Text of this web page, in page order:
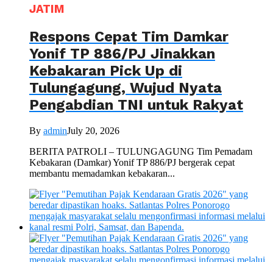
JATIM
Respons Cepat Tim Damkar
Yonif TP 886/PJ Jinakkan
Kebakaran Pick Up di
Tulungagung, Wujud Nyata
Pengabdian TNI untuk Rakyat
By adminJuly 20, 2026
BERITA PATROLI – TULUNGAGUNG Tim Pemadam
Kebakaran (Damkar) Yonif TP 886/PJ bergerak cepat
membantu memadamkan kebakaran...